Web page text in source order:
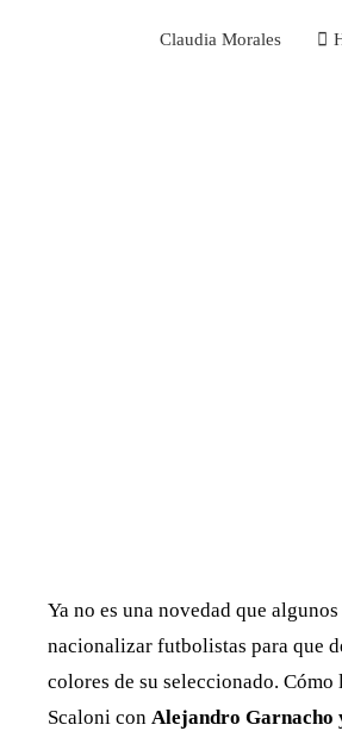
Claudia Morales
Ya no es una novedad que
nacionalizar futbolistas para que
colores de su seleccionado.
Scaloni con Alejandro Garnacho